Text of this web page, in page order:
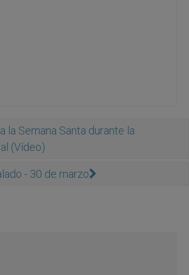
la Semana Santa durante la
(Vídeo)
- 30 de marzo